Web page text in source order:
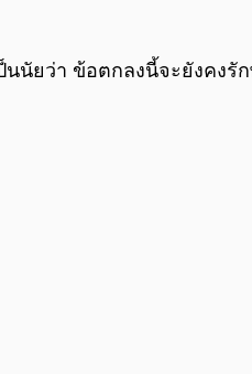
นนัยว่า ข้อตกลงนี้จะยังคงรั